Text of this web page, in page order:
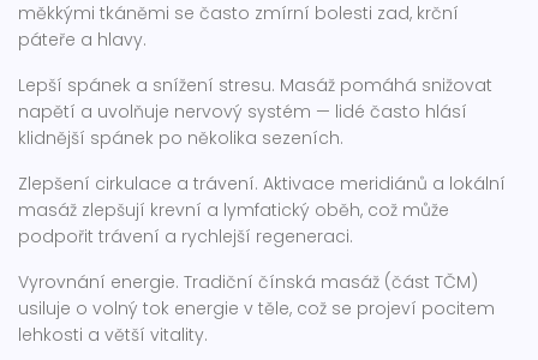
měkkými tkáněmi se často zmírní bolesti zad, krční
páteře a hlavy.
Lepší spánek a snížení stresu. Masáž pomáhá snižovat
napětí a uvolňuje nervový systém — lidé často hlásí
klidnější spánek po několika sezeních.
Zlepšení cirkulace a trávení. Aktivace meridiánů a lokální
masáž zlepšují krevní a lymfatický oběh, což může
podpořit trávení a rychlejší regeneraci.
Vyrovnání energie. Tradiční čínská masáž (část TČM)
usiluje o volný tok energie v těle, což se projeví pocitem
lehkosti a větší vitality.